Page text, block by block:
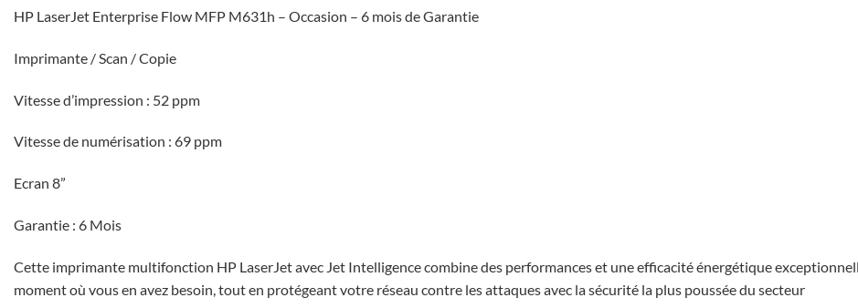
HP LaserJet Enterprise Flow MFP M631h – Occasion – 6 mois de Garantie
Imprimante / Scan / Copie
Vitesse d’impression : 52 ppm
Vitesse de numérisation : 69 ppm
Ecran 8”
Garantie : 6 Mois
Cette imprimante multifonction HP LaserJet avec Jet Intelligence combine des performances et une efficacité énergétique
moment où vous en avez besoin, tout en protégeant votre réseau contre les attaques avec la sécurité la plus poussée du secteur